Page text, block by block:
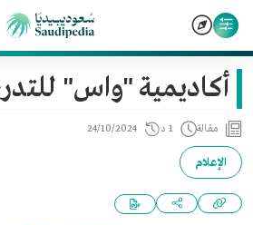
أكاديمية "واس"
مقالة 1 د 24/10/2024
الإعلام